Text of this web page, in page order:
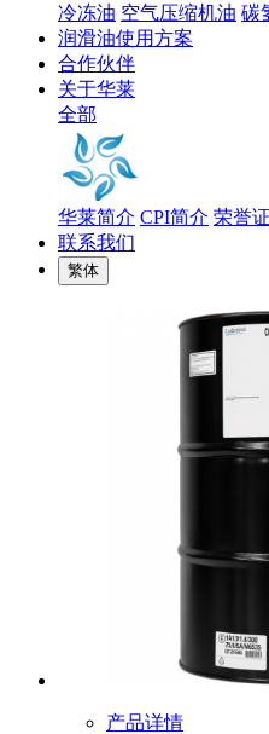
冷冻油 空气压缩机油 碳
润滑油使用方案
合作伙伴
关于华莱
全部
华莱简介 CPI简介 荣誉
联系我们
繁体
产品详情